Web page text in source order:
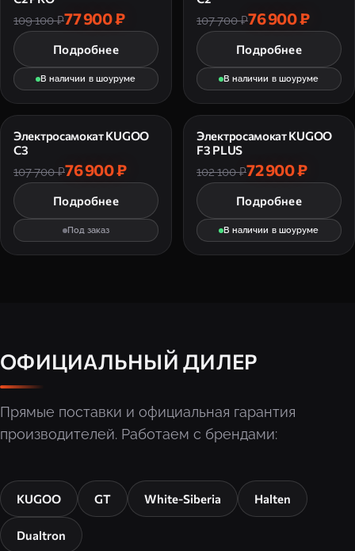
109 100 ₽77 900 ₽
Подробнее
В наличии в шоуруме
107 700 ₽76 900 ₽
Подробнее
В наличии в шоуруме
Электросамокат KUGOO
C3
107 700 ₽76 900 ₽
Подробнее
Под заказ
Электросамокат KUGOO
F3 PLUS
102 100 ₽72 900 ₽
Подробнее
В наличии в шоуруме
ОФИЦИАЛЬНЫЙ ДИЛЕР
Прямые поставки и официальная гарантия
производителей. Работаем с брендами:
KUGOO GT White-Siberia Halten
Dualtron